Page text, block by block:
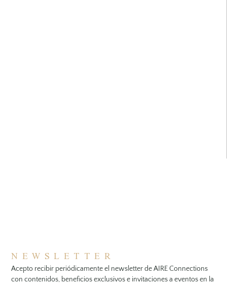
NEWSLETTER
Acepto recibir periódicamente el newsletter de AIRE Connections
con contenidos, beneficios exclusivos e invitaciones a eventos en la